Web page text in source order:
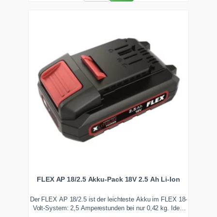
FLEX AP 18/2.5 Akku-Pack 18V 2.5 Ah Li-Ion
Der FLEX AP 18/2.5 ist der leichteste Akku im FLEX 18-
Volt-System: 2,5 Amperestunden bei nur 0,42 kg. Ideal